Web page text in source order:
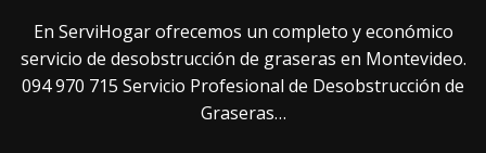
En ServiHogar ofrecemos un completo y económico
servicio de desobstrucción de graseras en Montevideo.
094 970 715 Servicio Profesional de Desobstrucción de
Graseras…